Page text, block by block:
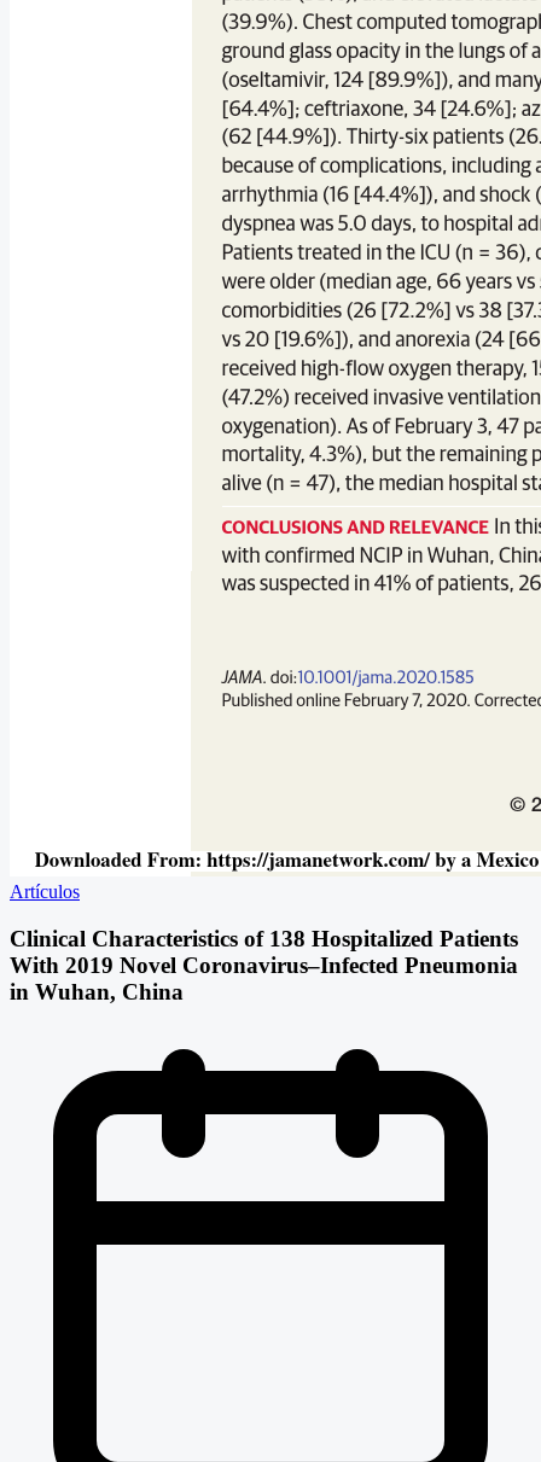
Artículos
Clinical Characteristics of 138 Hospitalized Patients
With 2019 Novel Coronavirus–Infected Pneumonia
in Wuhan, China